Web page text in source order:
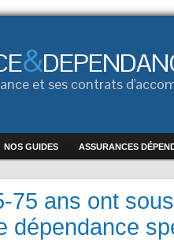
&
et ses contrats
NOS GUIDES ASSURANCES
75 ans ont
dépendance